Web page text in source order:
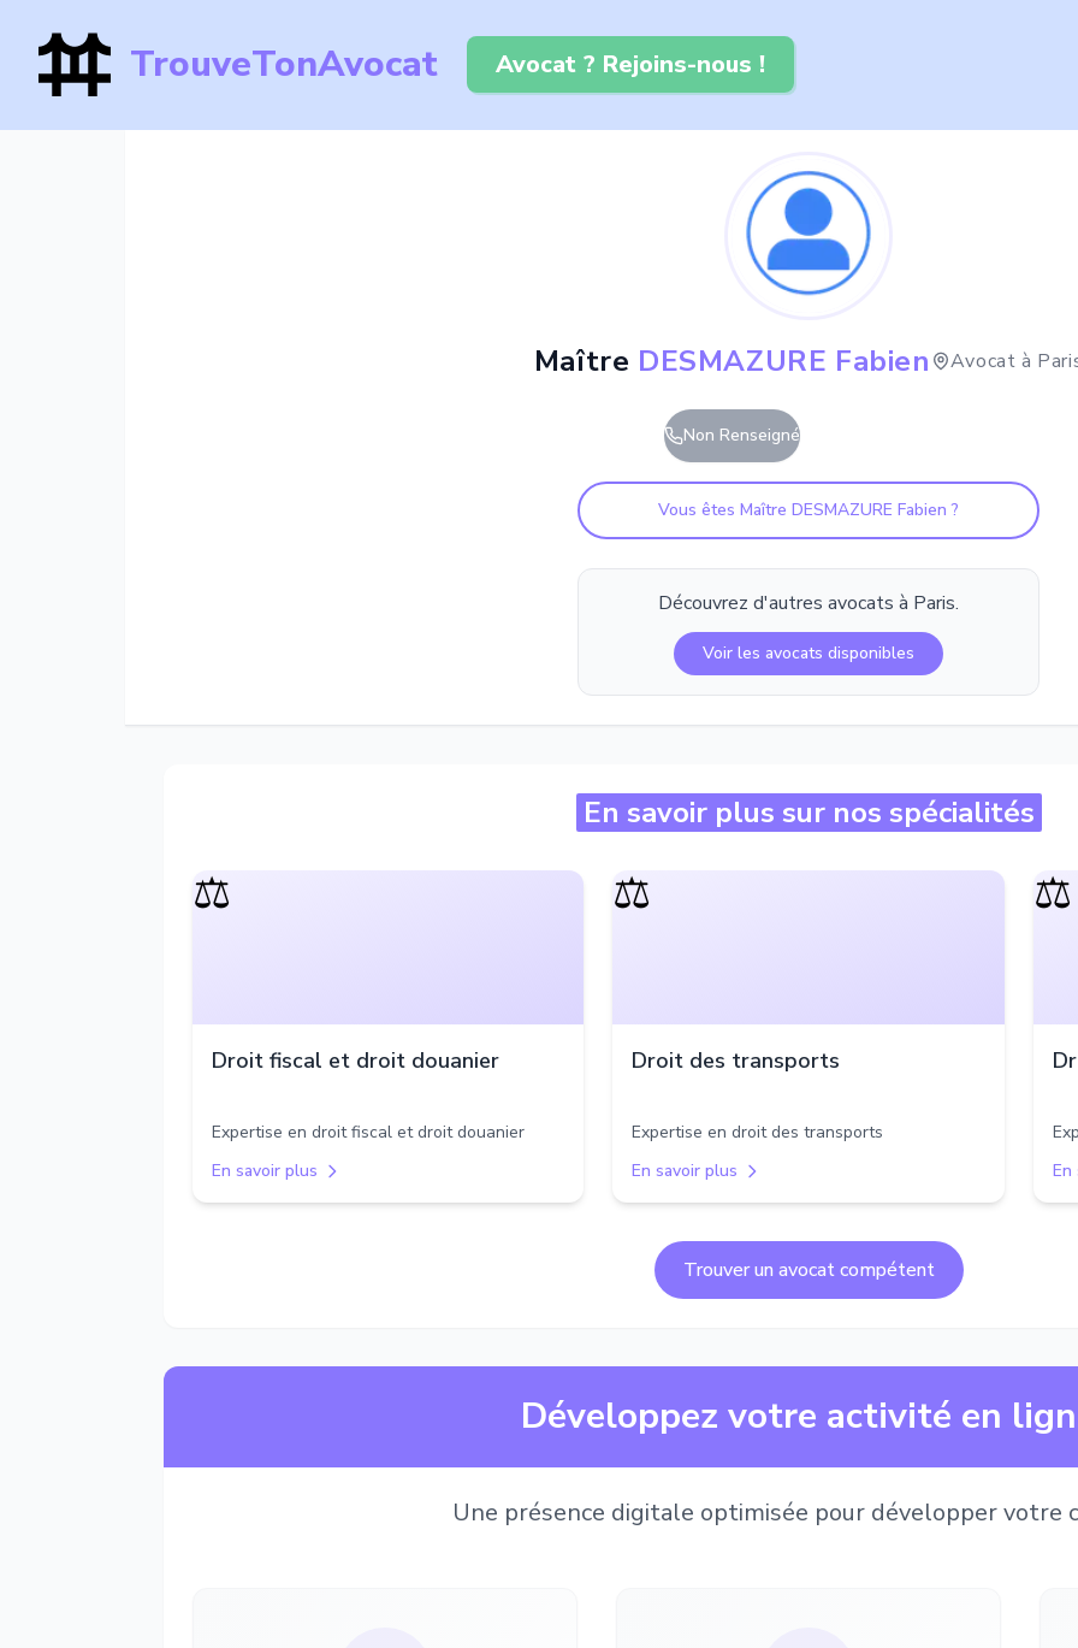
TrouveTonAvocat Avocat ? Rejoins-nous !
Maître DESMAZURE Fabien Avocat à
Non Renseigné
Vous êtes Maître DESMAZURE Fabien ?
Découvrez d'autres avocats à Paris.
Voir les avocats disponibles
En savoir plus sur nos spécialités
⚖️
Droit fiscal et droit douanier
Expertise en droit fiscal et droit douanier
En savoir plus
⚖️
Droit des transports
Expertise en droit des transports
En savoir plus
⚖️
En
Trouver un avocat compétent
Développez votre activité en
Une présence digitale optimisée pour développer votre